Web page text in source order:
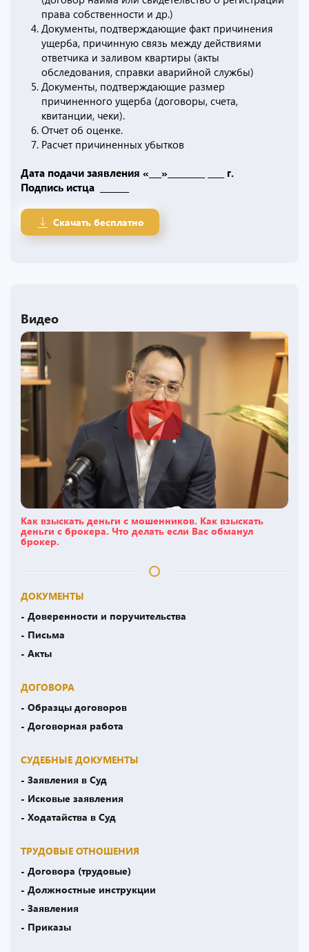
права собственности и др.)
Документы, подтверждающие факт причинения
ущерба, причинную связь между действиями
ответчика и заливом квартиры (акты
обследования, справки аварийной службы)
Документы, подтверждающие размер
причиненного ущерба (договоры, счета,
квитанции, чеки).
Отчет об оценке.
Расчет причиненных убытков
Дата подачи заявления «___»_________ ____ г.
Подпись истца _______
Скачать бесплатно
Видео
Как взыскать деньги с мошенников. Как взыскать
деньги с брокера. Что делать если Вас обманул
брокер.
ДОКУМЕНТЫ
- Доверенности и поручительства
- Письма
- Акты
ДОГОВОРА
- Образцы договоров
- Договорная работа
СУДЕБНЫЕ ДОКУМЕНТЫ
- Заявления в Суд
- Исковые заявления
- Ходатайства в Суд
ТРУДОВЫЕ ОТНОШЕНИЯ
- Договора (трудовые)
- Должностные инструкции
- Заявления
- Приказы